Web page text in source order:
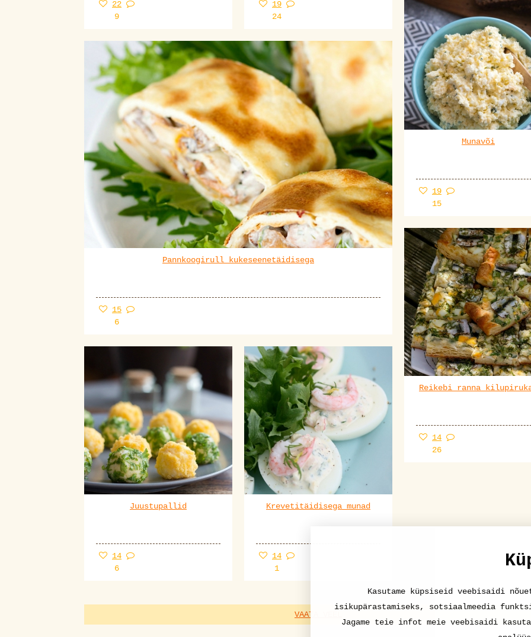
22
9
19
24
Munavõi
19
15
Pannkoogirull kukeseenetäidisega
15
6
Reikebi ranna
14
26
Juustupallid
14
6
Krevetitäidisega munad
14
1
VAATA VEEL
Kasutame küpsiseid veebisaidi
isikupärastamiseks, sotsiaalmeedia
Jagame teie infot meie veebisaidi